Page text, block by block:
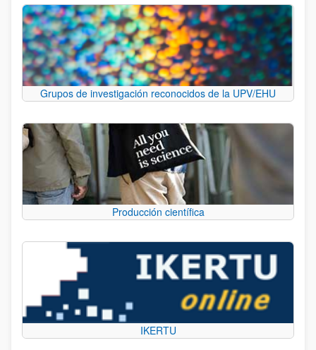
Grupos de investigación reconocidos de la UPV/EHU
Producción científica
IKERTU